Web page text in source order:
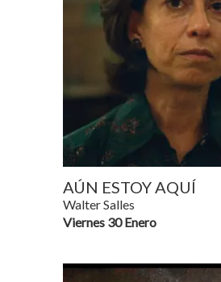
AÚN ESTOY AQUÍ
Walter Salles
Viernes 30 Enero